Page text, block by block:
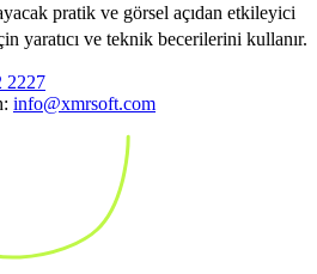
pratik ve görsel açıdan etkileyici
yaratıcı ve teknik becerilerini kullanır.
2227
info@xmrsoft.com